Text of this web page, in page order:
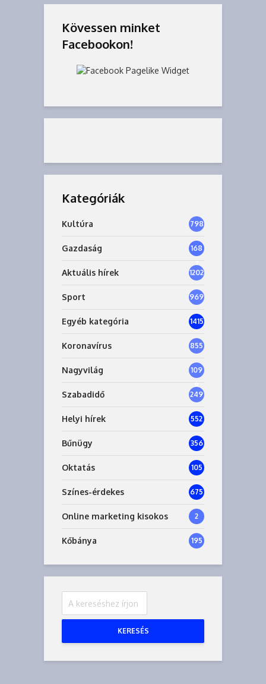
Kövessen minket
Facebookon!
Kategóriák
Kultúra 798
Gazdaság
168
7
Aktuális hírek 1202
Sport 969
Egyéb kategória 1415
Koronavírus 855
Nagyvilág
109
8
Szabadidő 249
Helyi hírek 552
Bűnügy 356
Oktatás 105
Színes-érdekes 675
Online marketing kisokos 2
Kőbánya 195
KERESÉS